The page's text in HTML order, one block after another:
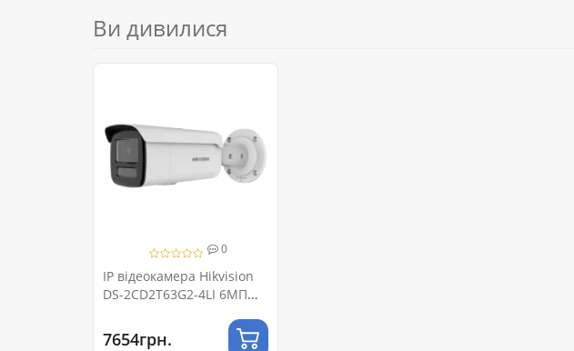
Ви дивилися
0
IP відеокамера Hikvision
DS-2CD2T63G2-4LI 6МП
7654грн.